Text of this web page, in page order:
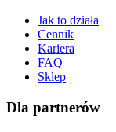
Jak to działa
Cennik
Kariera
FAQ
Sklep
Dla partnerów